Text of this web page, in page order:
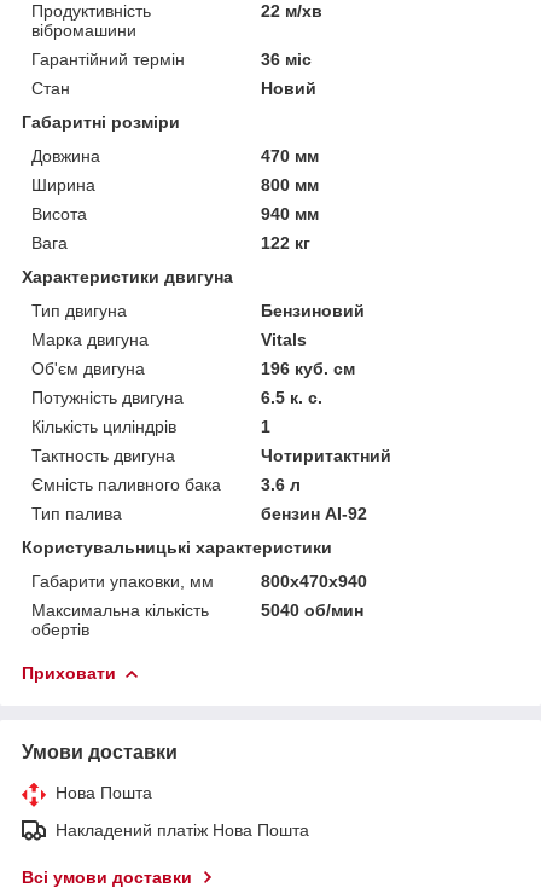
Продуктивність
вібромашини
22 м/хв
Гарантійний термін
36 міс
Стан
Новий
Габаритні розміри
Довжина
470 мм
Ширина
800 мм
Висота
940 мм
Вага
122 кг
Характеристики двигуна
Тип двигуна
Бензиновий
Марка двигуна
Vitals
Об'єм двигуна
196 куб. см
Потужність двигуна
6.5 к. с.
Кількість циліндрів
1
Тактность двигуна
Чотиритактний
Ємність паливного бака
3.6 л
Тип палива
бензин АІ-92
Користувальницькі характеристики
Габарити упаковки, мм
800х470х940
Максимальна кількість
обертів
5040 об/мин
Приховати
Умови доставки
Нова Пошта
Накладений платіж Нова Пошта
Всі умови доставки